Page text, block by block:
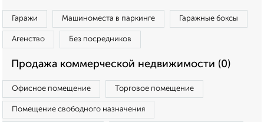
Гаражи Машиноместа в паркинге Гаражные боксы
Агенство Без посредников
Продажа коммерческой недвижимости (0)
Офисное помещение Торговое помещение
Помещение свободного назначения